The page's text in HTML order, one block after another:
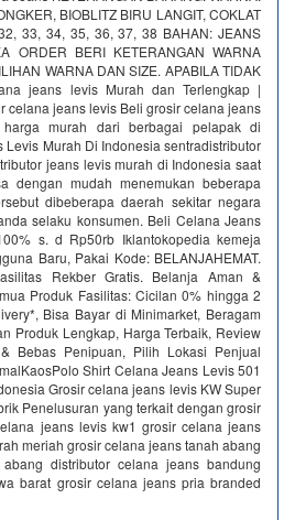
BIOBLITZ BIRU LANGIT, COKLAT
33, 34, 35, 36, 37, 38 BAHAN: JEANS
ORDER BERI KETERANGAN WARNA
WARNA DAN SIZE. APABILA TIDAK
jeans levis Murah dan Terlengkap |
celana jeans levis Beli grosir celana jeans
murah dari berbagai pelapak di
Levis Murah Di Indonesia sentradistributor
jeans levis murah di Indonesia saat
dengan mudah menemukan beberapa
dibeberapa daerah sekitar negara
selaku konsumen. Beli Celana Jeans
s. d Rp50rb‎ Iklantokopedia kemeja
Baru, Pakai Kode: BELANJAHEMAT.
Rekber Gratis. Belanja Aman &
Produk Fasilitas: Cicilan 0% hingga 2
Bisa Bayar di Minimarket, Beragam
Produk Lengkap, Harga Terbaik, Review
Bebas Penipuan, Pilih Lokasi Penjual
Shirt Celana Jeans Levis 501
Grosir celana jeans levis KW Super
Penelusuran yang terkait dengan grosir
jeans levis kw1 grosir celana jeans
meriah grosir celana jeans tanah abang
distributor celana jeans bandung
barat grosir celana jeans pria branded